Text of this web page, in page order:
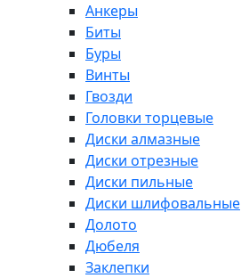
Анкеры
Биты
Буры
Винты
Гвозди
Головки торцевые
Диски алмазные
Диски отрезные
Диски пильные
Диски шлифовальные
Долото
Дюбеля
Заклепки